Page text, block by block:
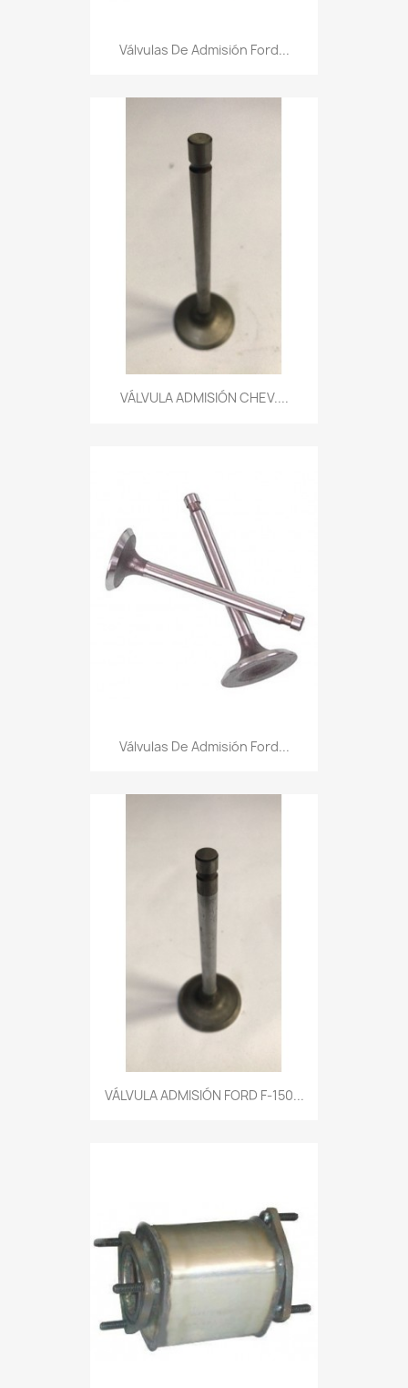
Válvulas De Admisión Ford...
VÁLVULA ADMISIÓN CHEV....
Válvulas De Admisión Ford...
VÁLVULA ADMISIÓN FORD F-150...